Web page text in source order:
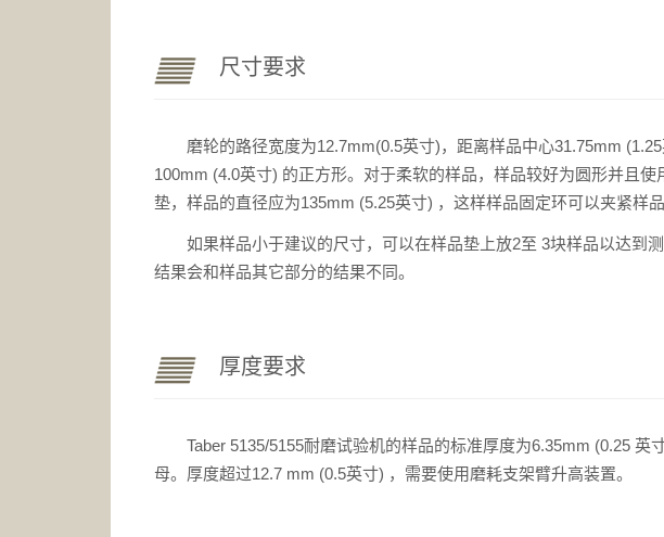
尺寸要求
磨轮的路径宽度为12.7mm(0.5英寸)，距离样品中心31.75mm
100mm (4.0英寸) 的正方形。对于柔软的样品，样品较好为圆形并且
垫，样品的直径应为135mm (5.25英寸) ，这样样品固定环可以夹紧样品
如果样品小于建议的尺寸，可以在样品垫上放2至 3块样品以达到
结果会和样品其它部分的结果不同。
厚度要求
Taber 5135/5155耐磨试验机的样品的标准厚度为6.35mm (0.25 英
母。厚度超过12.7 mm (0.5英寸) ，需要使用磨耗支架臂升高装置。